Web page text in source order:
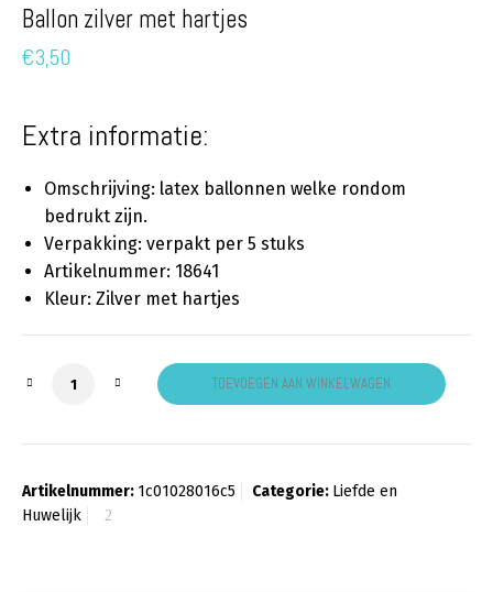
Ballon zilver met hartjes
€3,50
Extra informatie:
Omschrijving: latex ballonnen welke rondom
bedrukt zijn.
Verpakking: verpakt per 5 stuks
Artikelnummer: 18641
Kleur: Zilver met hartjes
Ballon zilver met hartjes aantal
TOEVOEGEN AAN WINKELWAGEN
Artikelnummer: 1c01028016c5 Categorie: Liefde en
Huwelijk